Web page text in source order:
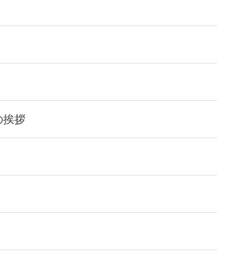
挨拶